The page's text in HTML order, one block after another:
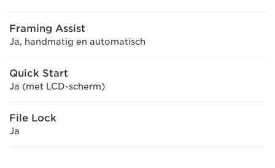
Framing Assist
Ja, handmatig en automatisch
Quick Start
Ja (met LCD-scherm)
File Lock
Ja